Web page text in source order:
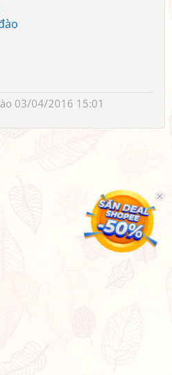
03/04/2016 15:01